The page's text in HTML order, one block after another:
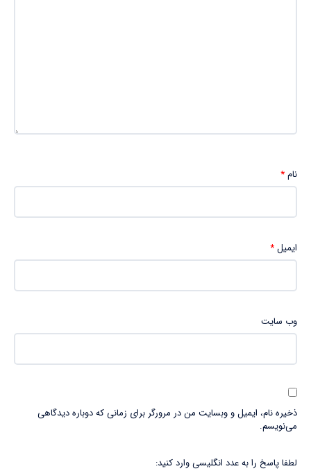
نام*
ایمیل*
وب‌ سایت
ذخیره نام، ایمیل و وبسایت من در مرورگر برای زمانی که دوباره دیدگاهی
می‌نویسم.
لطفا پاسخ را به عدد انگلیسی وارد کنید: